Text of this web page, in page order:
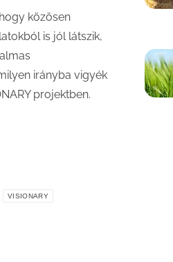
közösen
is jól látszik,
irányba vigyék
projektben.
VISIONARY